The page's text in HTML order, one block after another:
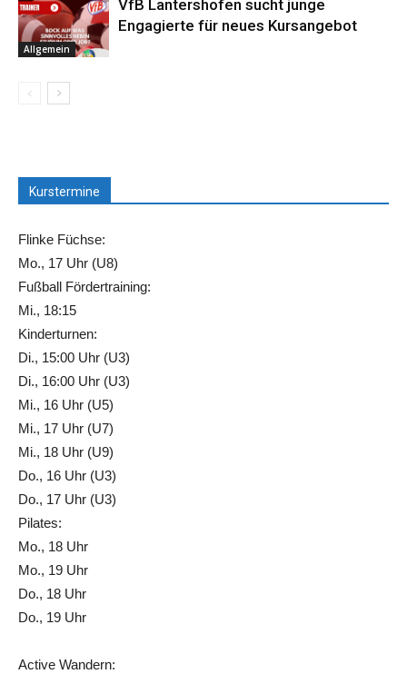
Allgemein
VfB Lantershofen sucht junge
Engagierte für neues Kursangebot
Kurstermine
Flinke Füchse:
Mo., 17 Uhr (U8)
Fußball Fördertraining:
Mi., 18:15
Kinderturnen:
Di., 15:00 Uhr (U3)
Di., 16:00 Uhr (U3)
Mi., 16 Uhr (U5)
Mi., 17 Uhr (U7)
Mi., 18 Uhr (U9)
Do., 16 Uhr (U3)
Do., 17 Uhr (U3)
Pilates:
Mo., 18 Uhr
Mo., 19 Uhr
Do., 18 Uhr
Do., 19 Uhr
Active Wandern: